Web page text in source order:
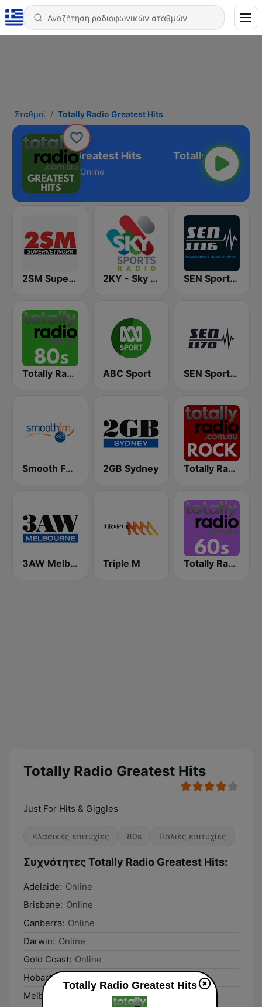
Σταθμοί Totally Radio Greatest Hits
Totally Radio Greatest Hits
Online
2SM Super Radio 2KY - Sky Sports Radio SEN Sports 1116 AM
Totally Radio 80s ABC Sport SEN Sports 1170 Sydney
Smooth FM 95.3 Sydney 2GB Sydney Totally Radio Rock
3AW Melbourne Triple M Totally Radio 60s
Totally Radio Greatest Hits
Just For Hits & Giggles
Κλασικές επιτυχίες 80s Παλιές επιτυχίες
Συχνότητες Totally Radio Greatest Hits:
Adelaide: Online
Brisbane: Online
Canberra: Online
Darwin: Online
Gold Coast: Online
Hobart: Online
Melbourne:
Totally Radio Greatest Hits